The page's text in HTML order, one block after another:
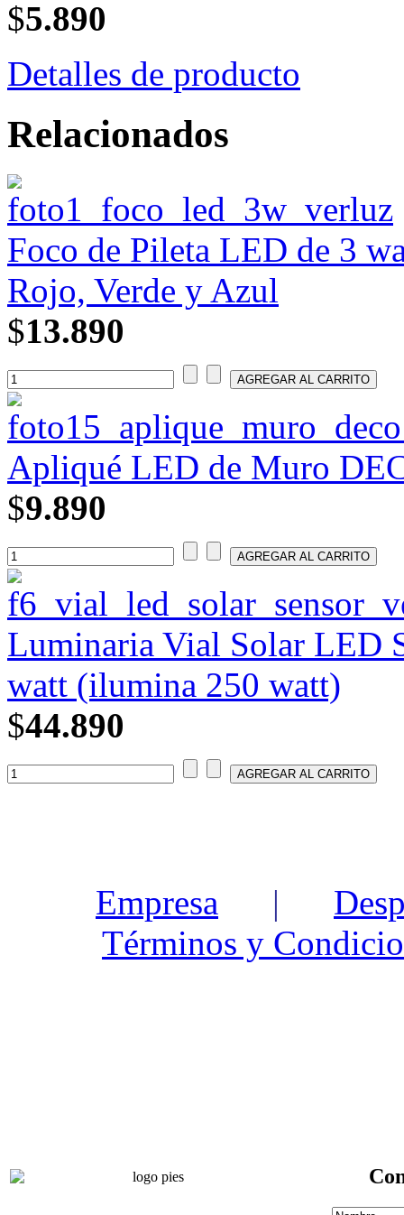
$5.890
Detalles de producto
Relacionados
Foco de Pileta LED de 3
Rojo, Verde y Azul
$13.890
Apliqué LED de Muro
$9.890
Luminaria Vial Solar LED
watt (ilumina 250 watt)
$44.890
Empresa |
Términos y